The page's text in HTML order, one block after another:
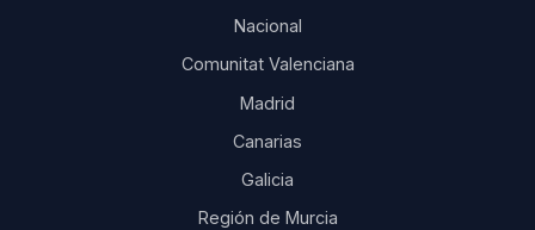
Nacional
Comunitat Valenciana
Madrid
Canarias
Galicia
Región de Murcia